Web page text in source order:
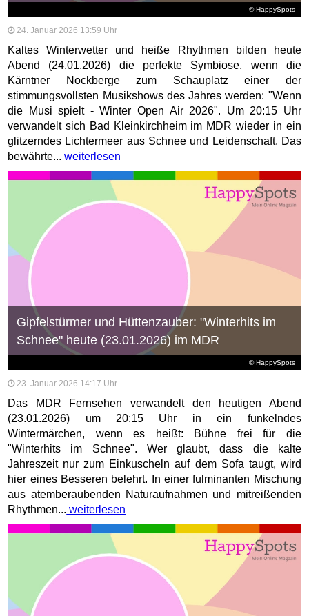
© HappySpots
24. Januar 2026 13:59 Uhr
Kaltes Winterwetter und heiße Rhythmen bilden heute
Abend (24.01.2026) die perfekte Symbiose, wenn die
Kärntner Nockberge zum Schauplatz einer der
stimmungsvollsten Musikshows des Jahres werden: "Wenn
die Musi spielt - Winter Open Air 2026". Um 20:15 Uhr
verwandelt sich Bad Kleinkirchheim im MDR wieder in ein
glitzerndes Lichtermeer aus Schnee und Leidenschaft. Das
bewährte... weiterlesen
© HappySpots
Gipfelstürmer und Hüttenzauber: "Winterhits im
Schnee" heute (23.01.2026) im MDR
23. Januar 2026 14:17 Uhr
Das MDR Fernsehen verwandelt den heutigen Abend
(23.01.2026) um 20:15 Uhr in ein funkelndes
Wintermärchen, wenn es heißt: Bühne frei für die
"Winterhits im Schnee". Wer glaubt, dass die kalte
Jahreszeit nur zum Einkuscheln auf dem Sofa taugt, wird
hier eines Besseren belehrt. In einer fulminanten Mischung
aus atemberaubenden Naturaufnahmen und mitreißenden
Rhythmen... weiterlesen